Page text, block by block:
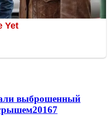
выброшенный
20167